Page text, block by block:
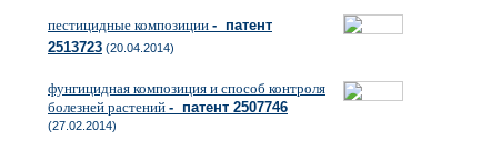
пестицидные композиции - патент
2513723 (20.04.2014)
фунгицидная композиция и способ контроля
болезней растений - патент 2507746
(27.02.2014)